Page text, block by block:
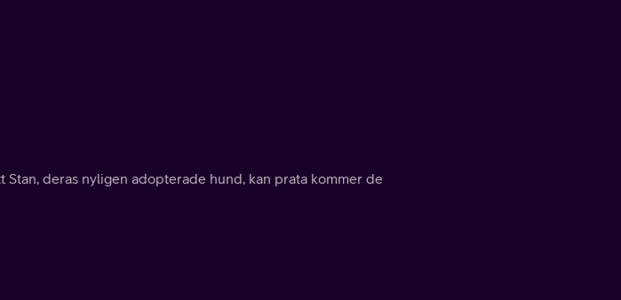
Stan, deras nyligen adopterade hund, kan prata kommer de